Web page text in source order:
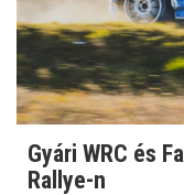
Gyári WRC és
Rallye-n